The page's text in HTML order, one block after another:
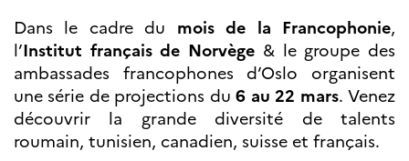
Lycées en France
Assistants de langue
française et
norvégienne
Partenaires
Formation des
enseignants
Dans le cadre du mois de la Francophonie,
l’Institut français de Norvège & le groupe des
ambassades francophones d’Oslo organisent
une série de projections du6 au 22 mars. Venez
découvrir la grande diversité de talents
roumain, tunisien, canadien, suisse et français.